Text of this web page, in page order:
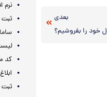
بعدی
خود را بفروشیم؟
نرم
ثبت
کد
ثبت